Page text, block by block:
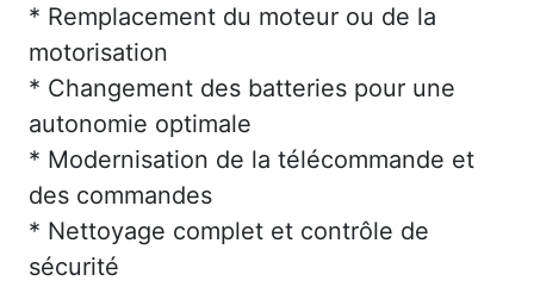
* Remplacement du moteur ou de la
motorisation
* Changement des batteries pour une
autonomie optimale
* Modernisation de la télécommande et
des commandes
* Nettoyage complet et contrôle de
sécurité